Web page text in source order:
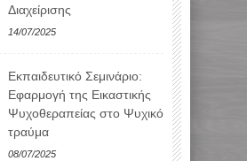
Διαχείρισης
14/07/2025
Εκπαιδευτικό Σεμινάριο:
Εφαρμογή της Εικαστικής
Ψυχοθεραπείας στο Ψυχικό
τραύμα
08/07/2025